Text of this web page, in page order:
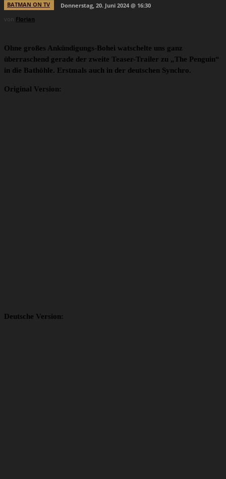
BATMAN ON TV
Donnerstag, 20. Juni 2024 @ 16:30
von Florian
Ohne großes Ankündigungs-Bohei watschelte uns ganz
überraschend gerade der zweite Teaser-Trailer zu „The Penguin“
in die Bathöhle. Erstmals auch in der deutschen Synchro.
Original Version:
Deutsche Version: